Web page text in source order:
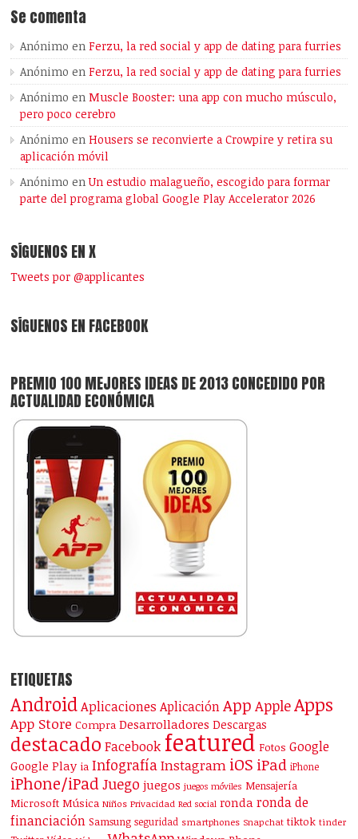
Se comenta
Anónimo enFerzu, la red social y app de dating para furries
Anónimo enFerzu, la red social y app de dating para furries
Anónimo enMuscle Booster: una app con mucho músculo,
pero poco cerebro
Anónimo enHousers se reconvierte a Crowpire y retira su
aplicación móvil
Anónimo enUn estudio malagueño, escogido para formar
parte del programa global Google Play Accelerator 2026
SÍGUENOS EN X
Tweets por @applicantes
SÍGUENOS EN FACEBOOK
PREMIO 100 MEJORES IDEAS DE 2013 CONCEDIDO POR
ACTUALIDAD ECONÓMICA
ETIQUETAS
Android Aplicaciones Aplicación App AppleApps
App Store Compra Desarrolladores Descargas
destacado Facebook featured Fotos Google
Google Play ia Infografía Instagram iOS iPad iPhone
iPhone/iPad Juego juegos juegos móviles Mensajería
Microsoft Música Niños Privacidad Red social ronda ronda de
financiación Samsung seguridad smartphones Snapchat tiktok tinder